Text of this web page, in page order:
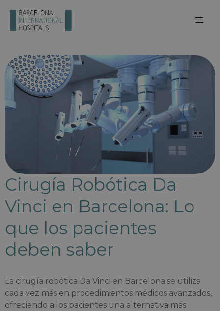
Cirugía Robótica Da
Vinci en Barcelona: Lo
que los pacientes
deben saber
La cirugía robótica Da Vinci en Barcelona se utiliza
cada vez más en procedimientos médicos avanzados,
ofreciendo a los pacientes una alternativa más